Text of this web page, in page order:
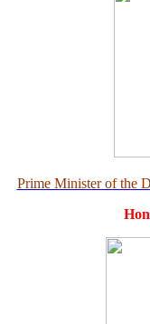
Prime Minister of the